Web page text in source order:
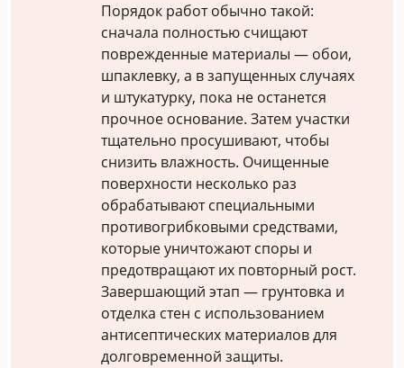
Порядок работ обычно такой:
сначала полностью счищают
поврежденные материалы — обои,
шпаклевку, а в запущенных случаях
и штукатурку, пока не останется
прочное основание. Затем участки
тщательно просушивают, чтобы
снизить влажность. Очищенные
поверхности несколько раз
обрабатывают специальными
противогрибковыми средствами,
которые уничтожают споры и
предотвращают их повторный рост.
Завершающий этап — грунтовка и
отделка стен с использованием
антисептических материалов для
долговременной защиты.